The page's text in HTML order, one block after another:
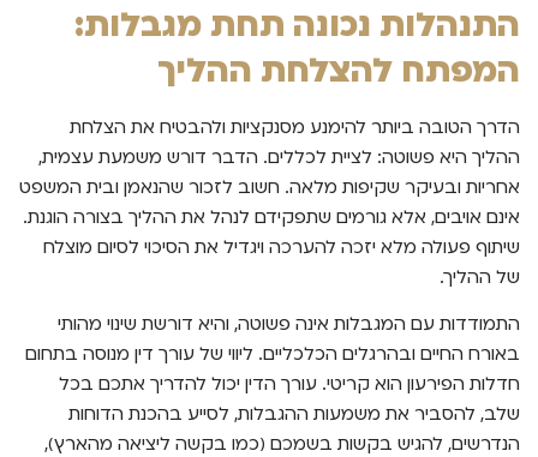
התנהלות נכונה תחת מגבלות:
המפתח להצלחת ההליך
הדרך הטובה ביותר להימנע מסנקציות ולהבטיח את הצלחת
ההליך היא פשוטה: לציית לכללים. הדבר דורש משמעת עצמית,
אחריות ובעיקר שקיפות מלאה. חשוב לזכור שהנאמן ובית המשפט
אינם אויבים, אלא גורמים שתפקידם לנהל את ההליך בצורה הוגנת.
שיתוף פעולה מלא יזכה להערכה ויגדיל את הסיכוי לסיום מוצלח
של ההליך.
התמודדות עם המגבלות אינה פשוטה, והיא דורשת שינוי מהותי
באורח החיים ובהרגלים הכלכליים. ליווי של עורך דין מנוסה בתחום
חדלות הפירעון הוא קריטי. עורך הדין יכול להדריך אתכם בכל
שלב, להסביר את משמעות ההגבלות, לסייע בהכנת הדוחות
הנדרשים, להגיש בקשות בשמכם (כמו בקשה ליציאה מהארץ),